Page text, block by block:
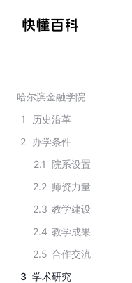
哈尔滨金融学院
1
历史沿革
2 办学条件
2.1 院系设置
2.2 师资力量
2.3 教学建设
2.4 教学成果
2.5 合作交流
3 学术研究